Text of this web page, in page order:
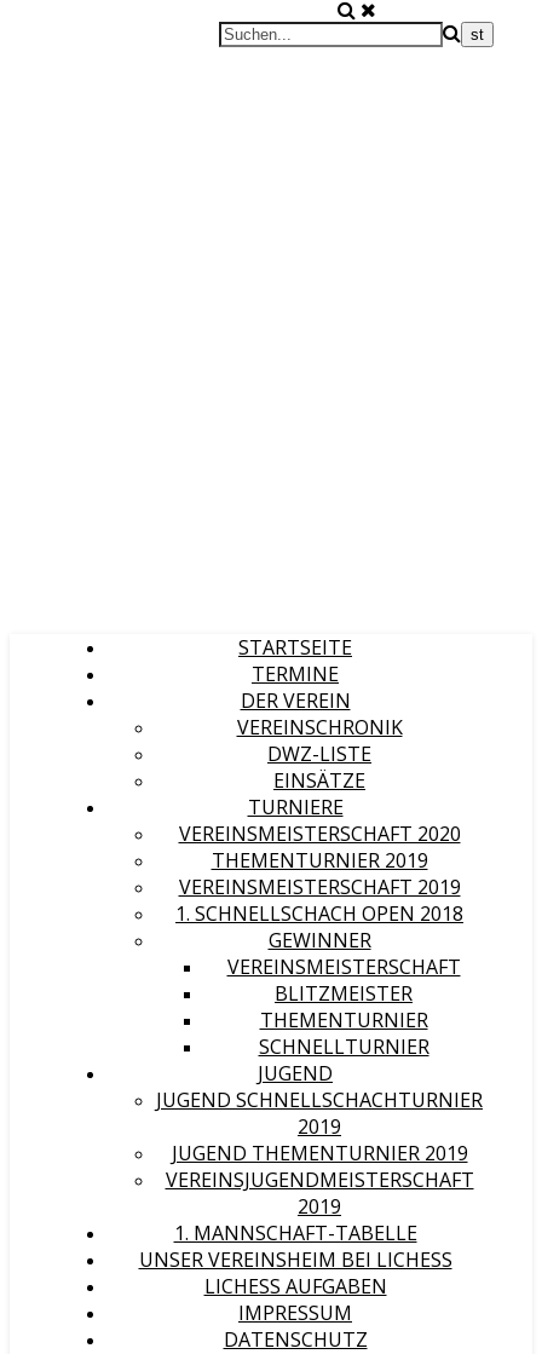
STARTSEITE
TERMINE
DER VEREIN
VEREINSCHRONIK
DWZ-LISTE
EINSÄTZE
TURNIERE
VEREINSMEISTERSCHAFT 2020
THEMENTURNIER 2019
VEREINSMEISTERSCHAFT 2019
1. SCHNELLSCHACH OPEN 2018
GEWINNER
VEREINSMEISTERSCHAFT
BLITZMEISTER
THEMENTURNIER
SCHNELLTURNIER
JUGEND
JUGEND SCHNELLSCHACHTURNIER
2019
JUGEND THEMENTURNIER 2019
VEREINSJUGENDMEISTERSCHAFT
2019
1. MANNSCHAFT-TABELLE
UNSER VEREINSHEIM BEI LICHESS
LICHESS AUFGABEN
IMPRESSUM
DATENSCHUTZ